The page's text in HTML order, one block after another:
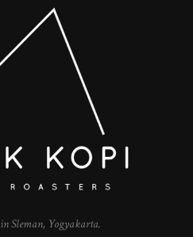
in Sleman, Yogyakarta.